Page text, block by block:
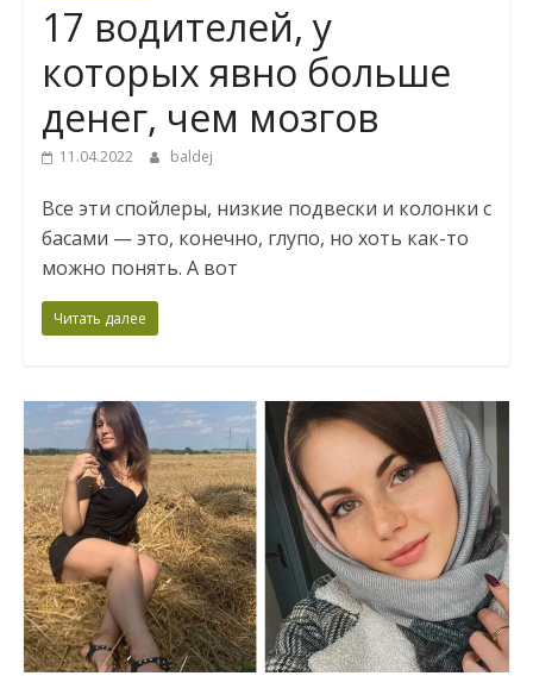
17 водителей, у
которых явно больше
денег, чем мозгов
11.04.2022 baldej
Все эти спойлеры, низкие подвески и колонки с
басами — это, конечно, глупо, но хоть как-то
можно понять. А вот
Читать далее